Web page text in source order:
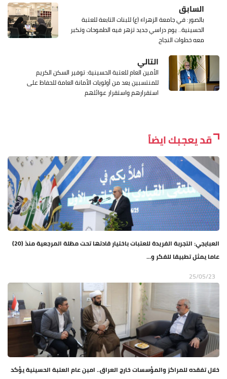
السابق
بالصور: في جامعة الزهراء (ع) للبنات التابعة للعتبة
الحسينية.. يوم دراسي جديد تزهر فيه الطموحات وتكبر
معه خطوات النجاح
التالي
الأمين العام للعتبة الحسينية: توفير السكن الكريم
للمنتسبين يعد من أولويات الأمانة العامة للحفاظ على
استقرارهم واستقرار عوائلهم
قد يعجبك ايضاً
العبايجي: التجربة الفريدة للعتبات باختيار قادتها تحت مظلة المرجعية منذ (20)
عاما يمثل تطبيقا للفكر و...
25/05/23
خلال تفقده للمراكز والمؤسسات خارج العراق.. امين عام العتبة الحسينية يؤكد